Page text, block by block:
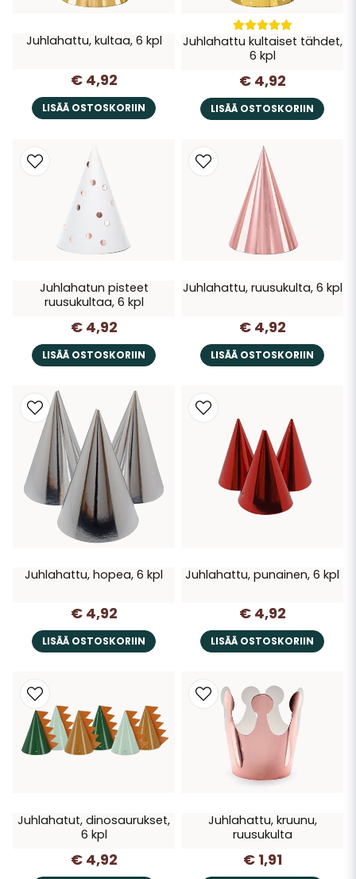
Juhlahattu, kultaa, 6 kpl
€ 4,92
LISÄÄ OSTOSKORIIN
Juhlahattu kultaiset tähdet,
6 kpl
€ 4,92
LISÄÄ OSTOSKORIIN
Juhlahatun pisteet
ruusukultaa, 6 kpl
€ 4,92
LISÄÄ OSTOSKORIIN
Juhlahattu, ruusukulta, 6 kpl
€ 4,92
LISÄÄ OSTOSKORIIN
Juhlahattu, hopea, 6 kpl
€ 4,92
LISÄÄ OSTOSKORIIN
Juhlahattu, punainen, 6 kpl
€ 4,92
LISÄÄ OSTOSKORIIN
Juhlahatut, dinosaurukset,
6 kpl
€ 4,92
Juhlahattu, kruunu,
ruusukulta
€ 1,91